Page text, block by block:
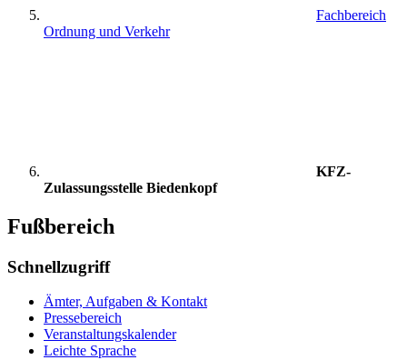
Fachbereich
Ordnung und Verkehr
KFZ-
Zulassungsstelle Biedenkopf
Fußbereich
Schnellzugriff
Ämter, Aufgaben & Kontakt
Pressebereich
Veranstaltungskalender
Leichte Sprache